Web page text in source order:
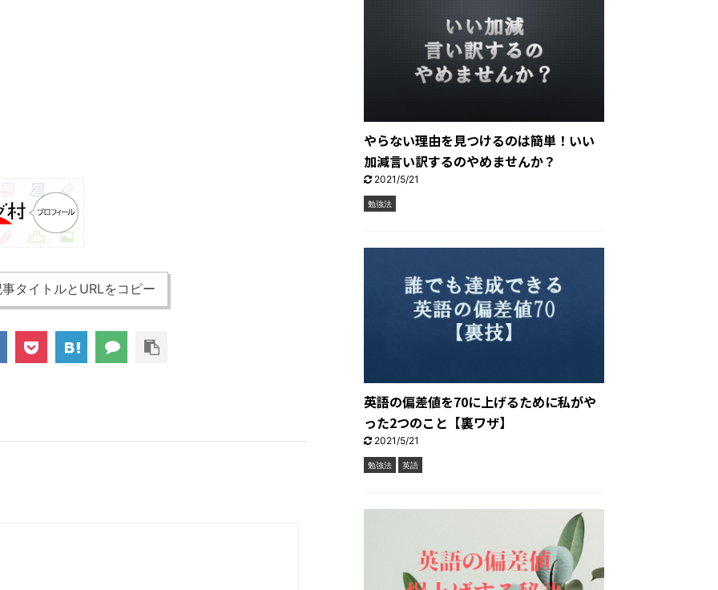
タイトルとURLをコピー
やらない理由を見つけるのは簡単！いい
加減言い訳するのやめませんか？
2021/5/21
勉強法
英語の偏差値を70に上げるために私がや
った2つのこと【裏ワザ】
2021/5/21
勉強法 英語